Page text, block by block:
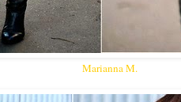
Marianna M.